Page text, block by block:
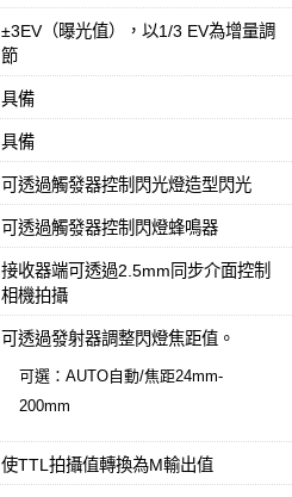
±3EV（曝光值），以1/3 EV為增量調
節
具備
具備
可透過觸發器控制閃光燈造型閃光
可透過觸發器控制閃燈蜂鳴器
接收器端可透過2.5mm同步介面控制
相機拍攝
可透過發射器調整閃燈焦距值。
可選：AUTO自動/焦距24mm-
200mm
使TTL拍攝值轉換為M輸出值